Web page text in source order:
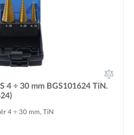
4 ÷ 30 mm BGS101624 TiN.
4 ÷ 30 mm, TiN